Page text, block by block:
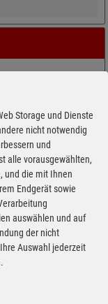
Storage und Dienste
nicht notwendig
und
alle vorausgewählten,
und die mit Ihnen
Endgerät sowie
auswählen und auf
der nicht
Auswahl jederzeit